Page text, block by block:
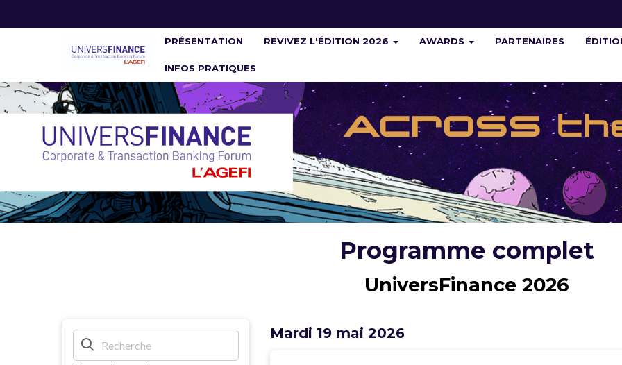
PRÉSENTATION REVIVEZ L'ÉDITION 2026 AWARDS PARTENAIRES
INFOS PRATIQUES
Programme complet
UniversFinance 2026
Mardi 19 mai 2026